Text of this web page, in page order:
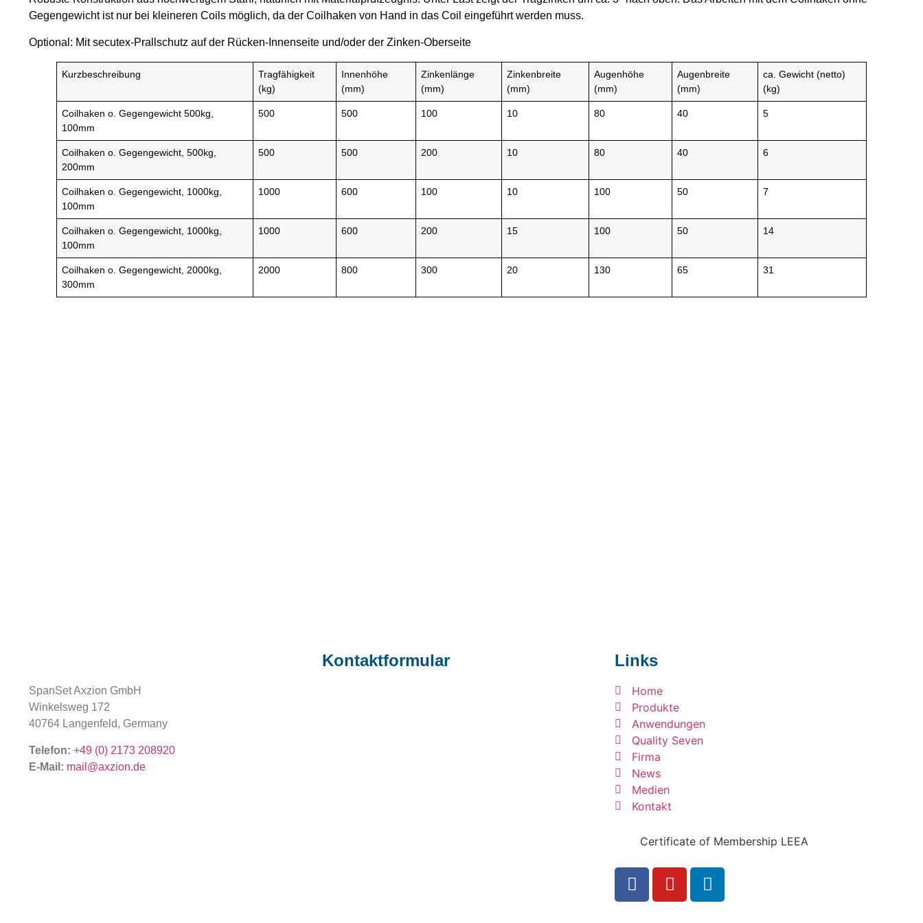
Gegengewicht ist nur bei kleineren Coils möglich, da der Coilhaken von Hand in das Coil eingeführt werden muss.
Optional: Mit secutex-Prallschutz auf der Rücken-Innenseite und/oder der Zinken-Oberseite
Kurzbeschreibung
Tragfähigkeit
(kg)
Innenhöhe
(mm)
Zinkenlänge
(mm)
Zinkenbreite
(mm)
Augenhöhe
(mm)
Augenbreite
(mm)
ca. Gewicht (netto)
(kg)
Coilhaken o. Gegengewicht 500kg,
100mm
500 500 100 10 80 40 5
Coilhaken o. Gegengewicht, 500kg,
200mm
500 500 200 10 80 40 6
Coilhaken o. Gegengewicht, 1000kg,
100mm
1000 600 100 10 100 50 7
Coilhaken o. Gegengewicht, 1000kg,
100mm
1000 600 200 15 100 50 14
Coilhaken o. Gegengewicht, 2000kg,
300mm
2000 800 300 20 130 65 31
SpanSet Axzion GmbH
Winkelsweg 172
40764 Langenfeld, Germany
Telefon: +49 (0) 2173 208920
E-Mail: mail@axzion.de
Kontaktformular Links
Home
Produkte
Anwendungen
Quality Seven
Firma
News
Medien
Kontakt
Certificate of Membership LEEA